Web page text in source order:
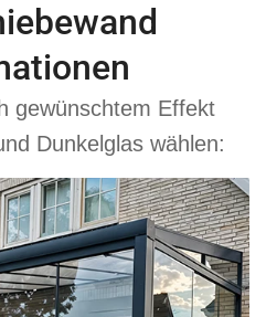
gewünschtem Effekt
Dunkelglas wählen: